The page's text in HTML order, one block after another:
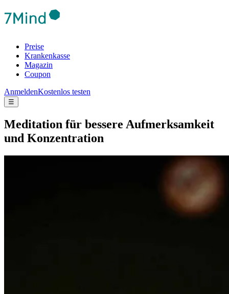
Preise
Krankenkasse
Magazin
Coupon
AnmeldenKostenlos testen
☰
Medi­ta­tion für bes­sere Auf­merk­sam­keit
und Kon­zen­tra­tion